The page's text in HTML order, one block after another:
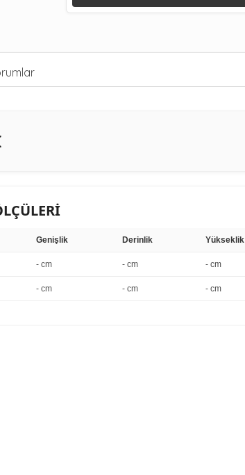
Genişlik Derinlik Yükseklik
- cm - cm - cm
- cm - cm - cm